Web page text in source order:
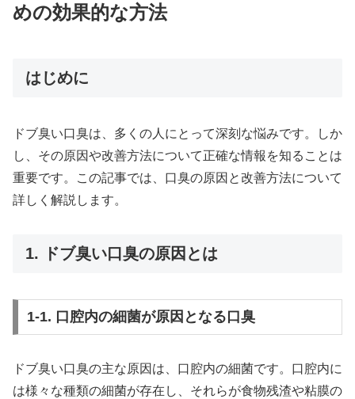
めの効果的な方法
はじめに
ドブ臭い口臭は、多くの人にとって深刻な悩みです。しか
し、その原因や改善方法について正確な情報を知ることは
重要です。この記事では、口臭の原因と改善方法について
詳しく解説します。
1. ドブ臭い口臭の原因とは
1-1. 口腔内の細菌が原因となる口臭
ドブ臭い口臭の主な原因は、口腔内の細菌です。口腔内に
は様々な種類の細菌が存在し、それらが食物残渣や粘膜の